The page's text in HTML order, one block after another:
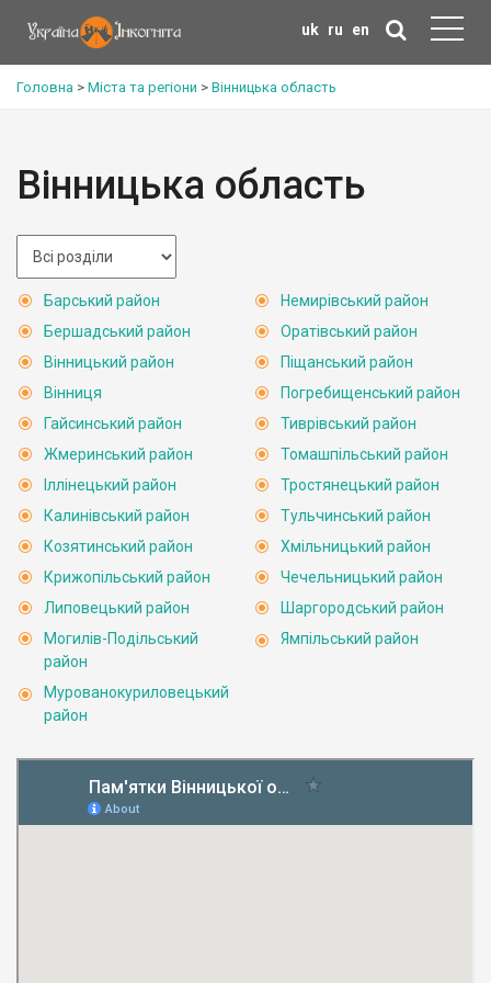
uk ru en
Головна > Міста та регіони > Вінницька область
Вінницька область
Барський район
Бершадський район
Вінницький район
Вінниця
Гайсинський район
Жмеринський район
Іллінецький район
Калинівський район
Козятинський район
Крижопільський район
Липовецький район
Могилів-Подільський
район
Мурованокуриловецький
район
Немирівський район
Оратівський район
Піщанський район
Погребищенський район
Тиврівський район
Томашпільський район
Тростянецький район
Тульчинський район
Хмільницький район
Чечельницький район
Шаргородський район
Ямпільський район